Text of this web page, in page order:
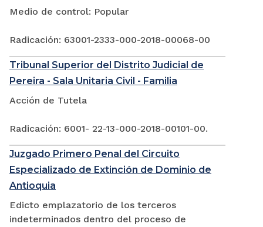
Medio de control: Popular
Radicación: 63001-2333-000-2018-00068-00
Tribunal Superior del Distrito Judicial de
Pereira - Sala Unitaria Civil - Familia
Acción de Tutela
Radicación: 6001- 22-13-000-2018-00101-00.
Juzgado Primero Penal del Circuito
Especializado de Extinción de Dominio de
Antioquia
Edicto emplazatorio de los terceros
indeterminados dentro del proceso de